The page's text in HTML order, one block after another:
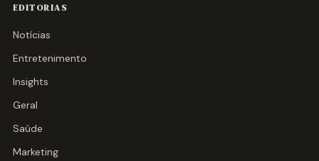
EDITORIAS
Notícias
Entretenimento
Insights
Geral
Saúde
Marketing